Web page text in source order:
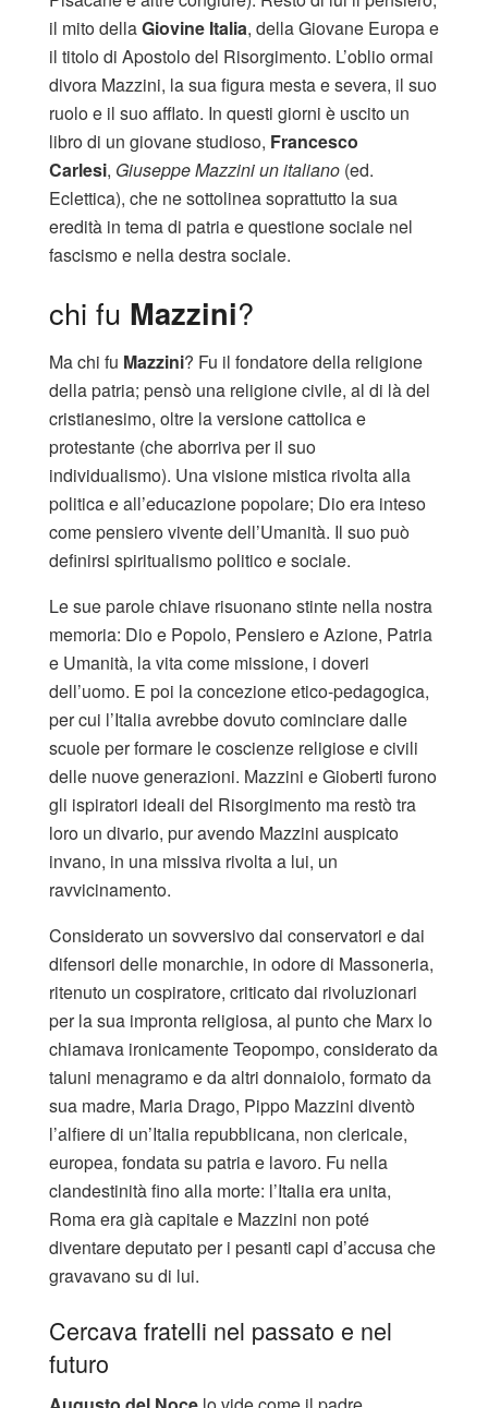
il mito dellaGiovine Italia, della Giovane Europa e
il titolo di Apostolo del Risorgimento. L’oblio ormai
divora Mazzini, la sua figura mesta e severa, il suo
ruolo e il suo afflato. In questi giorni è uscito un
libro di un giovane studioso, Francesco
Carlesi, Giuseppe Mazzini un italiano (ed.
Eclettica), che ne sottolinea soprattutto la sua
eredità in tema di patria e questione sociale nel
fascismo e nella destra sociale.
chi fu Mazzini?
Ma chi fu Mazzini? Fu il fondatore della religione
della patria; pensò una religione civile, al di là del
cristianesimo, oltre la versione cattolica e
protestante (che aborriva per il suo
individualismo). Una visione mistica rivolta alla
politica e all’educazione popolare; Dio era inteso
come pensiero vivente dell’Umanità. Il suo può
definirsi spiritualismo politico e sociale.
Le sue parole chiave risuonano stinte nella nostra
memoria: Dio e Popolo, Pensiero e Azione, Patria
e Umanità, la vita come missione, i doveri
dell’uomo. E poi la concezione etico-pedagogica,
per cui l’Italia avrebbe dovuto cominciare dalle
scuole per formare le coscienze religiose e civili
delle nuove generazioni. Mazzini e Gioberti furono
gli ispiratori ideali del Risorgimento ma restò tra
loro un divario, pur avendo Mazzini auspicato
invano, in una missiva rivolta a lui, un
ravvicinamento.
Considerato un sovversivo dai conservatori e dai
difensori delle monarchie, in odore di Massoneria,
ritenuto un cospiratore, criticato dai rivoluzionari
per la sua impronta religiosa, al punto che Marx lo
chiamava ironicamente Teopompo, considerato da
taluni menagramo e da altri donnaiolo, formato da
sua madre, Maria Drago, Pippo Mazzini diventò
l’alfiere di un’Italia repubblicana, non clericale,
europea, fondata su patria e lavoro. Fu nella
clandestinità fino alla morte: l’Italia era unita,
Roma era già capitale e Mazzini non poté
diventare deputato per i pesanti capi d’accusa che
gravavano su di lui.
Cercava fratelli nel passato e nel
futuro